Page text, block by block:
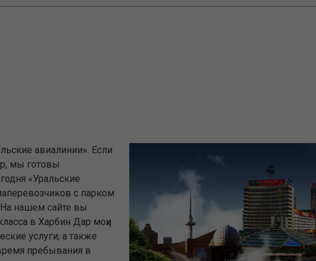
авиалинии». Если
мы готовы
«Уральские
с парком
нашем сайте вы
в Харбин Дар моҳи
услуги, а также
пребывания в